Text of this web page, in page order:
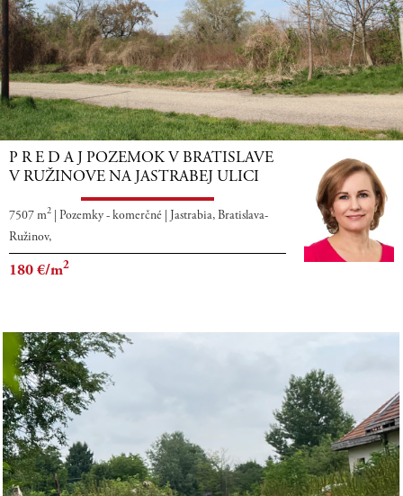
P R E D A J POZEMOK V BRATISLAVE
V RUŽINOVE NA JASTRABEJ ULICI
7507 m2 Pozemky - komerčné
Jastrabia, Bratislava-
Ružinov,
180 €/m2
Pozemok vhodný na výstavbu v centre
Diakoviec.